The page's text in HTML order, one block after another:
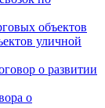
объектов
уличной
о развитии
о